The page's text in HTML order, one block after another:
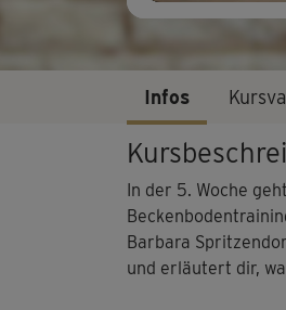
Infos
In der 5. Woche
Barbara
und erläutert dir,